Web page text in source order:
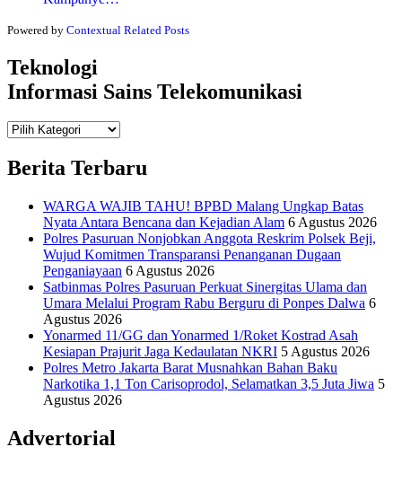
Powered by Contextual Related Posts
Teknologi
Informasi Sains Telekomunikasi
Teknologi
Berita Terbaru
WARGA WAJIB TAHU! BPBD Malang Ungkap Batas
Nyata Antara Bencana dan Kejadian Alam 6 Agustus 2026
Polres Pasuruan Nonjobkan Anggota Reskrim Polsek Beji,
Wujud Komitmen Transparansi Penanganan Dugaan
Penganiayaan 6 Agustus 2026
Satbinmas Polres Pasuruan Perkuat Sinergitas Ulama dan
Umara Melalui Program Rabu Berguru di Ponpes Dalwa 6
Agustus 2026
Yonarmed 11/GG dan Yonarmed 1/Roket Kostrad Asah
Kesiapan Prajurit Jaga Kedaulatan NKRI 5 Agustus 2026
Polres Metro Jakarta Barat Musnahkan Bahan Baku
Narkotika 1,1 Ton Carisoprodol, Selamatkan 3,5 Juta Jiwa 5
Agustus 2026
Advertorial